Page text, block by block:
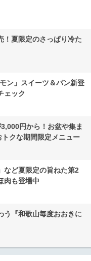
！夏限定のさっぱり冷た
ン」スイーツ＆パン新登
ェック
円から！お盆や集ま
クな期間限定メニュー
など夏限定の旨ねた第2
肉も登場中
う『和歌山毎度おおきに